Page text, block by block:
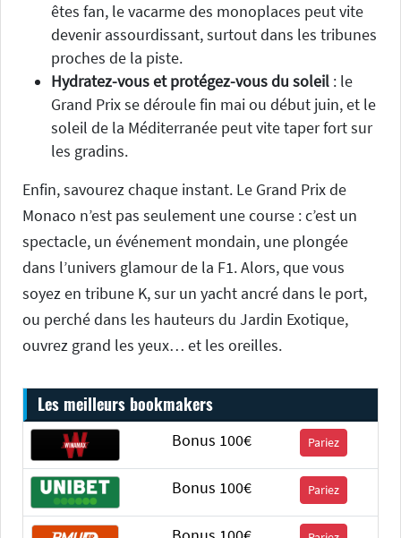
êtes fan, le vacarme des monoplaces peut vite
devenir assourdissant, surtout dans les tribunes
proches de la piste.
Hydratez-vous et protégez-vous du soleil : le
Grand Prix se déroule fin mai ou début juin, et le
soleil de la Méditerranée peut vite taper fort sur
les gradins.
Enfin, savourez chaque instant. Le Grand Prix de
Monaco n’est pas seulement une course : c’est un
spectacle, un événement mondain, une plongée
dans l’univers glamour de la F1. Alors, que vous
soyez en tribune K, sur un yacht ancré dans le port,
ou perché dans les hauteurs du Jardin Exotique,
ouvrez grand les yeux… et les oreilles.
Les meilleurs bookmakers
Bonus 100€ Pariez
Bonus 100€ Pariez